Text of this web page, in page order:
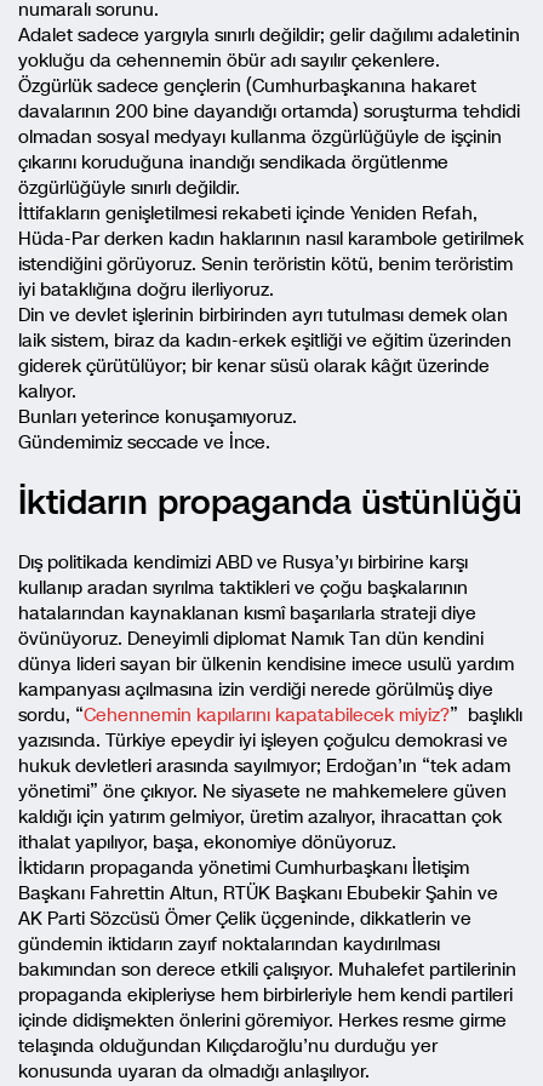
numaralı sorunu.
Adalet sadece yargıyla sınırlı değildir; gelir dağılımı adaletinin
yokluğu da cehennemin öbür adı sayılır çekenlere.
Özgürlük sadece gençlerin (Cumhurbaşkanına hakaret
davalarının 200 bine dayandığı ortamda) soruşturma tehdidi
olmadan sosyal medyayı kullanma özgürlüğüyle de işçinin
çıkarını koruduğuna inandığı sendikada örgütlenme
özgürlüğüyle sınırlı değildir.
İttifakların genişletilmesi rekabeti içinde Yeniden Refah,
Hüda-Par derken kadın haklarının nasıl karambole getirilmek
istendiğini görüyoruz. Senin teröristin kötü, benim teröristim
iyi bataklığına doğru ilerliyoruz.
Din ve devlet işlerinin birbirinden ayrı tutulması demek olan
laik sistem, biraz da kadın-erkek eşitliği ve eğitim üzerinden
giderek çürütülüyor; bir kenar süsü olarak kâğıt üzerinde
kalıyor.
Bunları yeterince konuşamıyoruz.
Gündemimiz seccade ve İnce.
İktidarın propaganda üstünlüğü
Dış politikada kendimizi ABD ve Rusya’yı birbirine karşı
kullanıp aradan sıyrılma taktikleri ve çoğu başkalarının
hatalarından kaynaklanan kısmî başarılarla strateji diye
övünüyoruz. Deneyimli diplomat Namık Tan dün kendini
dünya lideri sayan bir ülkenin kendisine imece usulü yardım
kampanyası açılmasına izin verdiği nerede görülmüş diye
sordu, “Cehennemin kapılarını kapatabilecek miyiz?” başlıklı
yazısında. Türkiye epeydir iyi işleyen çoğulcu demokrasi ve
hukuk devletleri arasında sayılmıyor; Erdoğan’ın “tek adam
yönetimi” öne çıkıyor. Ne siyasete ne mahkemelere güven
kaldığı için yatırım gelmiyor, üretim azalıyor, ihracattan çok
ithalat yapılıyor, başa, ekonomiye dönüyoruz.
İktidarın propaganda yönetimi Cumhurbaşkanı İletişim
Başkanı Fahrettin Altun, RTÜK Başkanı Ebubekir Şahin ve
AK Parti Sözcüsü Ömer Çelik üçgeninde, dikkatlerin ve
gündemin iktidarın zayıf noktalarından kaydırılması
bakımından son derece etkili çalışıyor. Muhalefet partilerinin
propaganda ekipleriyse hem birbirleriyle hem kendi partileri
içinde didişmekten önlerini göremiyor. Herkes resme girme
telaşında olduğundan Kılıçdaroğlu’nu durduğu yer
konusunda uyaran da olmadığı anlaşılıyor.